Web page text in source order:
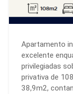
Apartamento
excelente
privilegiadas
privativa de
38,9m2,